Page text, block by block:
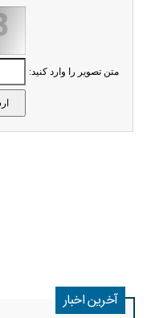
متن تصویر را وارد کنید:
آخرین اخبار